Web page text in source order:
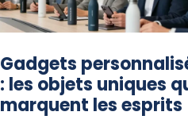
Gadgets
: les objets uniques
marquent les esprits